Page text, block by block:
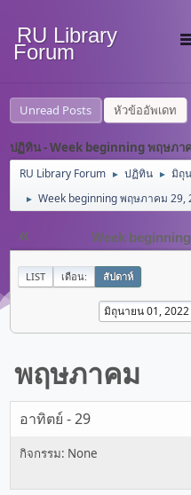
RU Library
Forum
Unread Posts หัวข้ออัพเดท
ปฏิทิน - Week beginning พฤษภา
RU Library Forum ► ปฏิทิน ► มิถุ
► Week beginning พฤษภาคม 29,
« Week
LIST เดือน: สัปดาห์
พฤษภาคม
อาทิตย์ - 29